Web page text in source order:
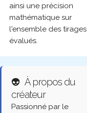
ainsi une précision
mathématique sur
l'ensemble des tirages
évalués.
👽 À propos du
créateur
Passionné par le